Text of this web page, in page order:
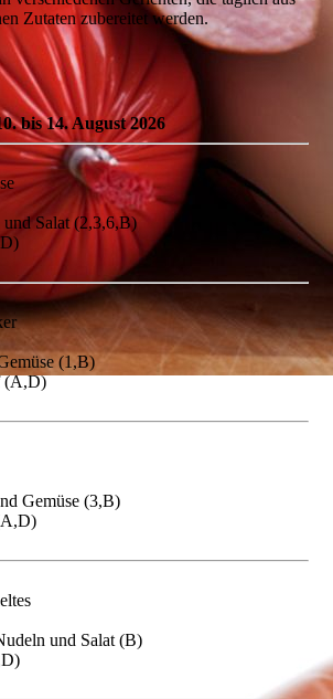
Zutaten zubereitet werden.
bis 14. August 2026
Salat (2,3,6,B)
(1,B)
(A,D)
Gemüse (3,B)
und Salat (B)